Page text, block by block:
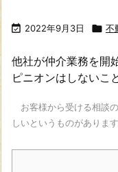
 2022年9月3日  不
他社が仲介業務を開
ピニオンはしないこ
お客様から受ける相談
しいというものがありま